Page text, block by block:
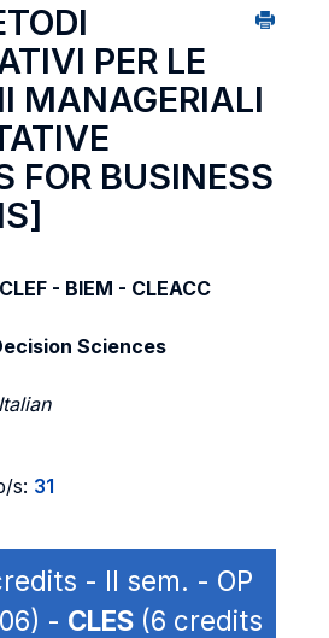
PER LE
MANAGERIALI
FOR BUSINESS
- BIEM - CLEACC
Sciences
s: 31
- II sem. - OP
- CLES (6 credits